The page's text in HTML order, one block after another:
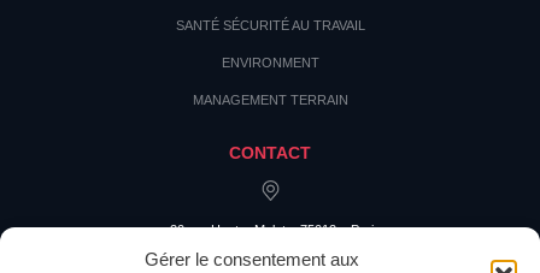
Gérer le consentement aux
SANTÉ SÉCURITÉ AU TRAVAIL
ENVIRONMENT
MANAGEMENT TERRAIN
CONTACT
20 rue Hector Malot – 75012 – Paris